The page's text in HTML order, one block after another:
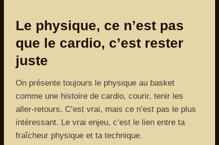
Le physique, ce n’est pas
que le cardio, c’est rester
juste
On présente toujours le physique au basket
comme une histoire de cardio, courir, tenir les
aller-retours. C’est vrai, mais ce n’est pas le plus
intéressant. Le vrai enjeu, c’est le lien entre ta
fraîcheur physique et ta technique.